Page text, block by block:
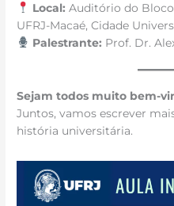
Local: Auditório do
UFRJ-Macaé, Cidade
Palestrante: Prof. Dr.
Sejam todos muito bem-
Juntos, vamos escrever
história universitária.